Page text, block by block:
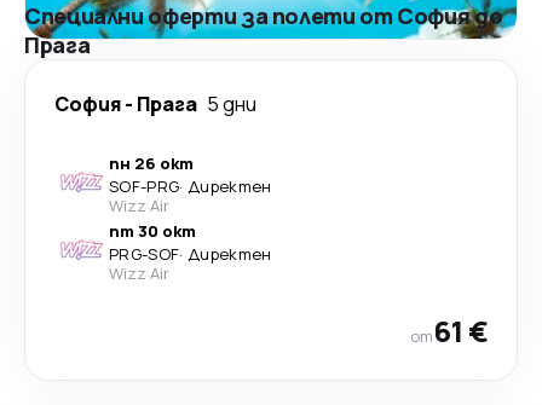
Специални оферти за полети от София до
Прага
София- Прага 5 дни
пн 26 окт
SOF-PRG· Директен
Wizz Air
пт 30 окт
PRG-SOF· Директен
Wizz Air
от61 €